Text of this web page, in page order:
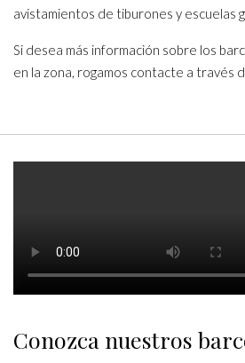
avistamientos de tiburones y escuelas
Si desea más información sobre los
en la zona, rogamos contacte a través
Conozca nuestros